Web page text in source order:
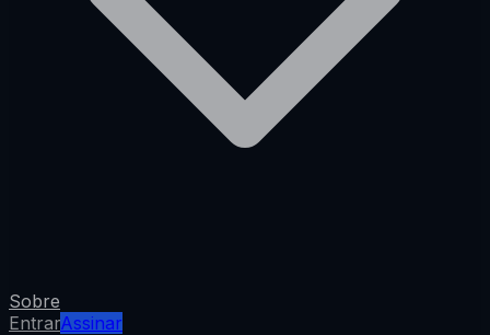
Sobre
EntrarAssinar